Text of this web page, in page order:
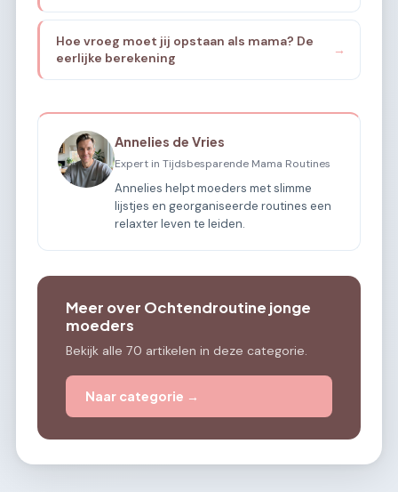
Hoe vroeg moet jij opstaan als mama? De
eerlijke berekening
→
Annelies de Vries
Expert in Tijdsbesparende Mama Routines
Annelies helpt moeders met slimme
lijstjes en georganiseerde routines een
relaxter leven te leiden.
Meer over Ochtendroutine jonge
moeders
Bekijk alle 70 artikelen in deze categorie.
Naar categorie →